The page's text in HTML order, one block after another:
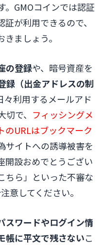
。GMOコインでは認証
が利用できるので、
ましょう。
の登録や、暗号資産を
録（出金アドレスの制
々利用するメールアド
で、 フィッシングメ
のURLはブックマーク
サイトへの誘導被害を
開設おめでとうござい
ちら」といった不審な
意してください。
スワードやログイン情
帳に平文で残さないこ